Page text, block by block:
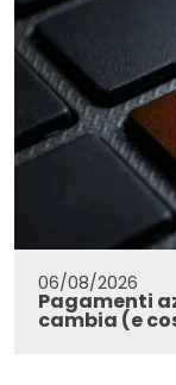
06/08/2026
Pagamenti
cambia (e